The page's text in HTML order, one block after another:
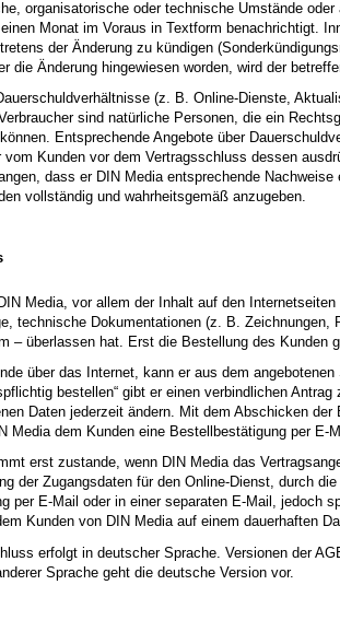
organisatorische oder technische Umstände
Monat im Voraus in Textform benachrichtigt.
der Änderung zu kündigen
die Änderung hingewiesen worden, wird der
(z. B. Online-Dienste,
sind natürliche Personen, die ein
Entsprechende Angebote über
vom Kunden vor dem Vertragsschluss dessen
dass er DIN Media entsprechende
vollständig und wahrheitsgemäß anzugeben.
Media, vor allem der Inhalt auf den
technische Dokumentationen (z. B.
– überlassen hat. Erst die Bestellung des Kunden
über das Internet, kann er aus dem angebotenen
bestellen“ gibt er einen verbindlichen
Daten jederzeit ändern. Mit dem Abschicken
Media dem Kunden eine Bestellbestätigung per
erst zustande, wenn DIN Media das
der Zugangsdaten für den Online-Dienst, durch
per E-Mail oder in einer separaten E-Mail, jedoch
Kunden von DIN Media auf einem dauerhaften
erfolgt in deutscher Sprache. Versionen der
Sprache geht die deutsche Version vor.